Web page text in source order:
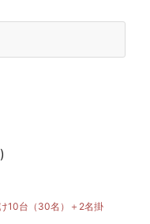
10台（30名）＋2名掛